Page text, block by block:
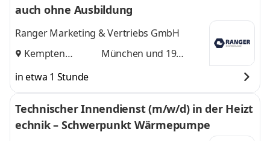
auch ohne Ausbildung
Ranger Marketing & Vertriebs GmbH
Kempten
München und 19
in etwa 1 Stunde
Technischer Innendienst (m/w/d) in der Heizt
echnik – Schwerpunkt Wärmepumpe